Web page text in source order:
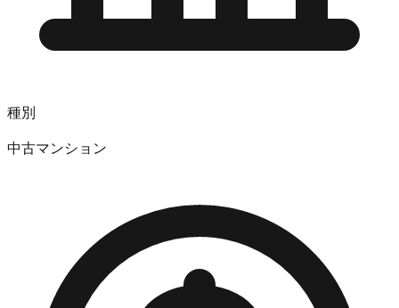
種別
中古マンション